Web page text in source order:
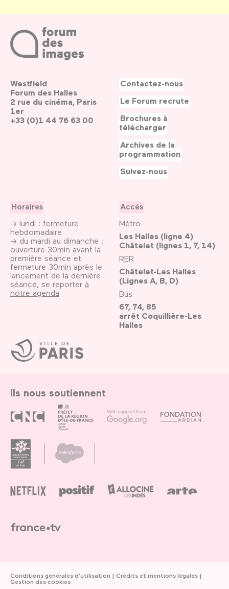
Ville
de
Paris
Westfield
Forum des Halles
2 rue du cinéma, Paris
1er
+33 (0)1 44 76 63 00
Horaires
→ lundi : fermeture
hebdomadaire
→ du mardi au dimanche :
ouverture 30min avant la
première séance et
fermeture 30min après le
lancement de la dernière
séance, se reporter à
notre agenda
Accès
Métro
Les Halles (ligne 4)
Châtelet (lignes 1, 7, 14)
RER
Châtelet-Les Halles
(Lignes A, B, D)
Bus
67, 74, 85
arrêt Coquillière-Les
Halles
Contactez-nous
Le Forum recrute
Brochures à
télécharger
Archives de la
programmation
Suivez-nous
Ils nous soutiennent
Conditions générales d'utilisation
Crédits et mentions légales
Gestion des cookies